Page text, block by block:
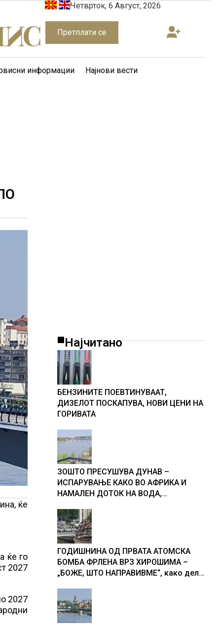
Четврток, 6 Август, 2026
Претплати се
информации Најнови вести
ќе
ќе го
2027
2027
Најчитано
БЕНЗИНИТЕ ПОЕВТИНУВААТ,
ДИЗЕЛОТ ПОСКАПУВА, НОВИ ЦЕНИ НА
ГОРИВАТА
ЗОШТО ПРЕСУШУВА ДУНАВ –
ИСПАРУВАЊЕ КАКО ВО АФРИКА И
НАМАЛЕН ДОТОК НА ВОДА,
Србија
ГОДИШНИНА ОД ПРВАТА АТОМСКА
БОМБА ФРЛЕНА ВРЗ ХИРОШИМА –
„БОЖЕ, ШТО НАПРАВИВМЕ“, како дел
учесниците во бомбардирањето го
доживуваа овој настан што го
промени текот на историјата